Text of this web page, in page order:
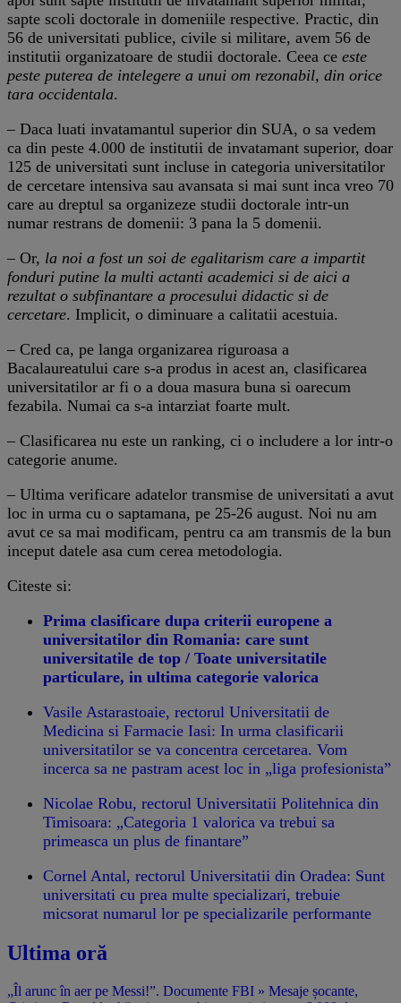
sapte scoli doctorale in domeniile respective. Practic, din
56 de universitati publice, civile si militare, avem 56 de
institutii organizatoare de studii doctorale. Ceea ce este
peste puterea de intelegere a unui om rezonabil, din orice
tara occidentala.
– Daca luati invatamantul superior din SUA, o sa vedem
ca din peste 4.000 de institutii de invatamant superior, doar
125 de universitati sunt incluse in categoria universitatilor
de cercetare intensiva sau avansata si mai sunt inca vreo 70
care au dreptul sa organizeze studii doctorale intr-un
numar restrans de domenii: 3 pana la 5 domenii.
– Or, la noi a fost un soi de egalitarism care a impartit
fonduri putine la multi actanti academici si de aici a
rezultat o subfinantare a procesului didactic si de
cercetare. Implicit, o diminuare a calitatii acestuia.
– Cred ca, pe langa organizarea riguroasa a
Bacalaureatului care s-a produs in acest an, clasificarea
universitatilor ar fi o a doua masura buna si oarecum
fezabila. Numai ca s-a intarziat foarte mult.
– Clasificarea nu este un ranking, ci o includere a lor intr-o
categorie anume.
– Ultima verificare adatelor transmise de universitati a avut
loc in urma cu o saptamana, pe 25-26 august. Noi nu am
avut ce sa mai modificam, pentru ca am transmis de la bun
inceput datele asa cum cerea metodologia.
Citeste si:
Prima clasificare dupa criterii europene a
universitatilor din Romania: care sunt
universitatile de top / Toate universitatile
particulare, in ultima categorie valorica
Vasile Astarastoaie, rectorul Universitatii de
Medicina si Farmacie Iasi: In urma clasificarii
universitatilor se va concentra cercetarea. Vom
incerca sa ne pastram acest loc in „liga profesionista”
Nicolae Robu, rectorul Universitatii Politehnica din
Timisoara: „Categoria 1 valorica va trebui sa
primeasca un plus de finantare”
Cornel Antal, rectorul Universitatii din Oradea: Sunt
universitati cu prea multe specializari, trebuie
micsorat numarul lor pe specializarile performante
Ultima oră
„Îl arunc în aer pe Messi!”. Documente FBI » Mesaje șocante,